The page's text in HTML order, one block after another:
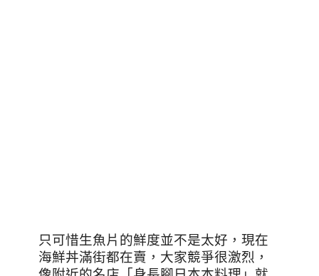
只可惜生魚片的鮮度並不是太好，現在
海鮮丼滿街都在賣，大家競爭很激烈，